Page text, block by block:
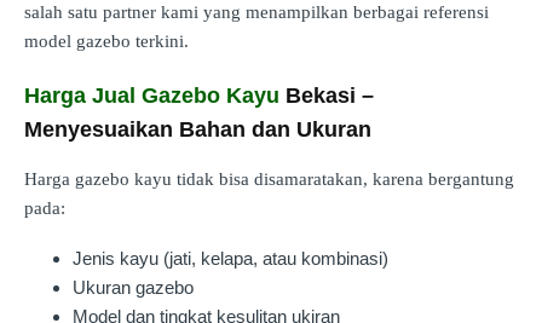
salah satu partner kami yang menampilkan berbagai referensi
model gazebo terkini.
Harga Jual Gazebo Kayu Bekasi –
Menyesuaikan Bahan dan Ukuran
Harga gazebo kayu tidak bisa disamaratakan, karena bergantung
pada:
Jenis kayu (jati, kelapa, atau kombinasi)
Ukuran gazebo
Model dan tingkat kesulitan ukiran